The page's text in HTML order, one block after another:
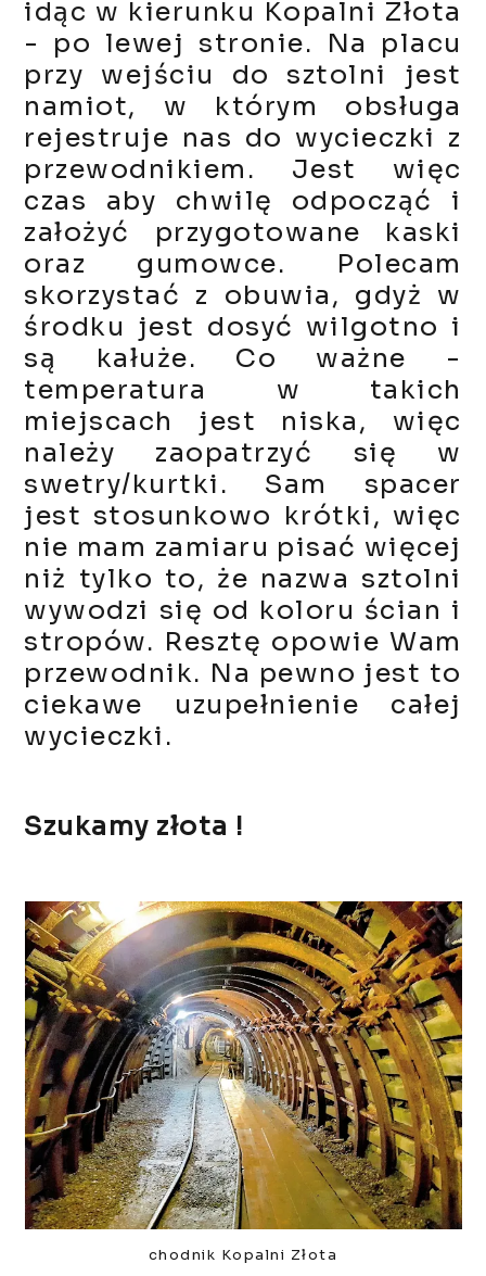
idąc w kierunku Kopalni Złota
- po lewej stronie. Na placu
przy wejściu do sztolni jest
namiot, w którym obsługa
rejestruje nas do wycieczki z
przewodnikiem. Jest więc
czas aby chwilę odpocząć i
założyć przygotowane kaski
oraz gumowce. Polecam
skorzystać z obuwia, gdyż w
środku jest dosyć wilgotno i
są kałuże. Co ważne -
temperatura w takich
miejscach jest niska, więc
należy zaopatrzyć się w
swetry/kurtki. Sam spacer
jest stosunkowo krótki, więc
nie mam zamiaru pisać więcej
niż tylko to, że nazwa sztolni
wywodzi się od koloru ścian i
stropów. Resztę opowie Wam
przewodnik. Na pewno jest to
ciekawe uzupełnienie całej
wycieczki.
Szukamy złota !
chodnik Kopalni Złota